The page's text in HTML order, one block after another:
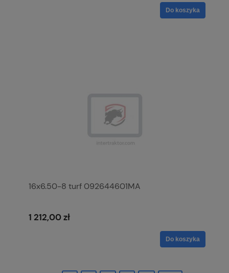
Do koszyka
16x6.50-8 turf 092644601MA
1 212,00 zł
Do koszyka